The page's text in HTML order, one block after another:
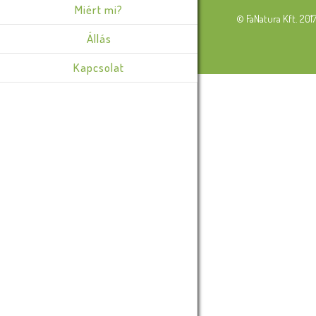
Miért mi?
Állás
Kapcsolat
© FaNatura Kft.